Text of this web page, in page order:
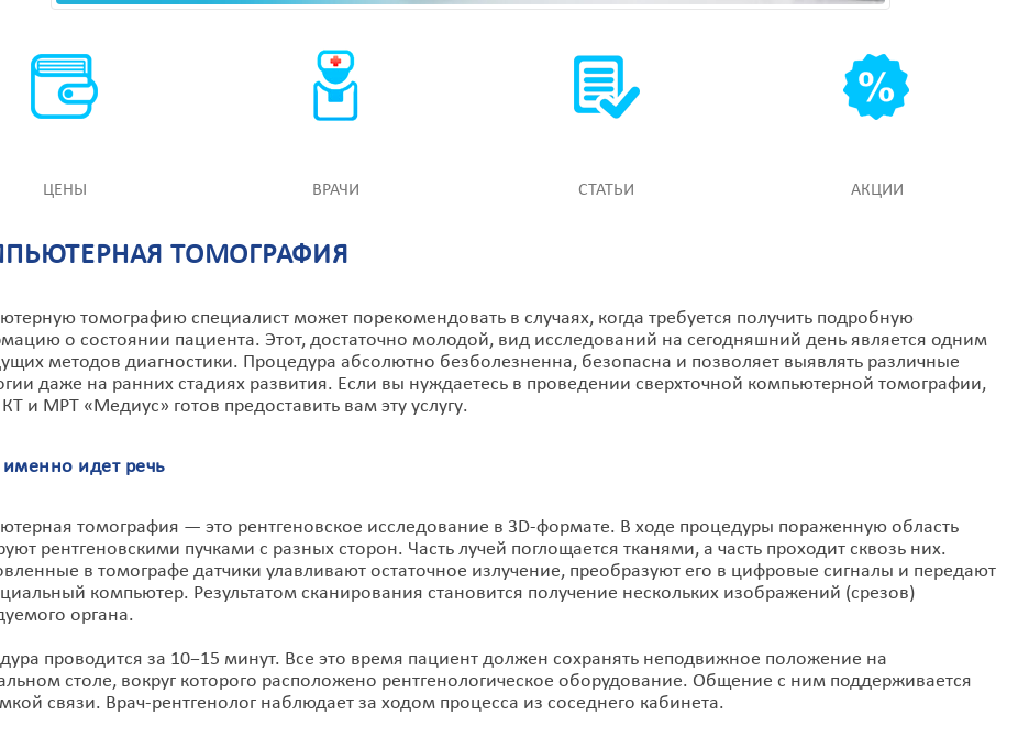
ЦЕНЫ ВРАЧИ СТАТЬИ АКЦИИ
ТОМОГРАФИЯ
томографию специалист может порекомендовать в случаях, когда требуется получить подробную
о состоянии пациента. Этот, достаточно молодой, вид исследований на сегодняшний день является одним
методов диагностики. Процедура абсолютно безболезненна, безопасна и позволяет выявлять различные
даже на ранних стадиях развития. Если вы нуждаетесь в проведении сверхточной компьютерной томографии,
и МРТ «Медиус» готов предоставить вам эту услугу.
идет речь
томография — это рентгеновское исследование в 3D-формате. В ходе процедуры пораженную область
рентгеновскими пучками с разных сторон. Часть лучей поглощается тканями, а часть проходит сквозь них.
в томографе датчики улавливают остаточное излучение, преобразуют его в цифровые сигналы и передают
компьютер. Результатом сканирования становится получение нескольких изображений (срезов)
органа.
проводится за 10−15 минут. Все это время пациент должен сохранять неподвижное положение на
столе, вокруг которого расположено рентгенологическое оборудование. Общение с ним поддерживается
связи. Врач-рентгенолог наблюдает за ходом процесса из соседнего кабинета.